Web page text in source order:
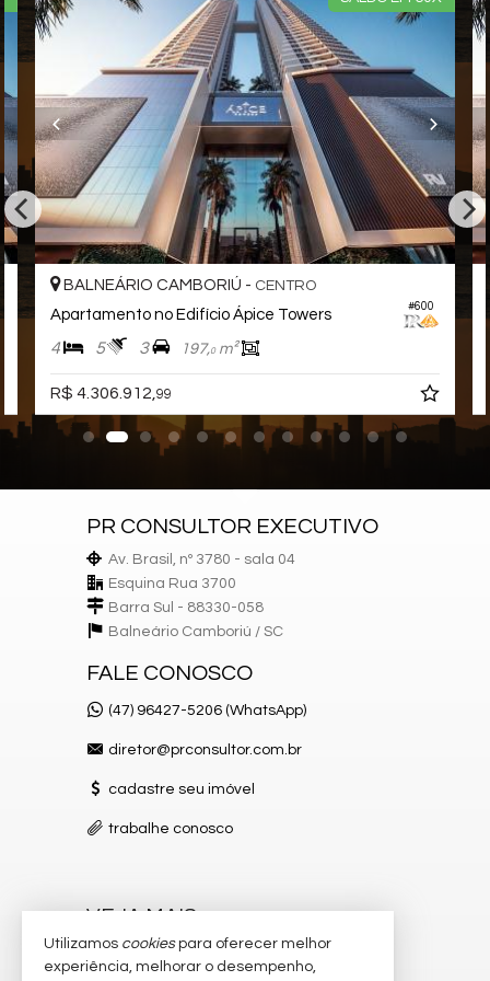
para agendar uma visita, e conhecer esse lindo Apartamento!
Nós da Central de Negócios PR Consultor Executivo & Home
Design, trabalhamos com foco sempre nos melhores imóveis de
Balneário Camboriú e Região. Também garimpamos
oportunidades de investimentos para que você possa ter um
ótimo investimento com a maior segurança, assim realizando
seu sonho!
Apartamento:
03 Dormitórios sendo 03 Suítes
04 Banheiros
02 Vagas de garagem
139m² área privativa
227m² área total
Área de Serviço
Acabamento em gesso
Churrasqueira
Porcelanato
Sala de Estar
Vista Panorâmica
Aquecimento a Gás
Empreendimento:
Piscina adulta
Piscina infantil
Sala de jogos
Sala de Reunião
Guarita de segurança
Entrada p/ banhistas e box de praia
Medidores de água, luz e gás individuais
Piscina
Internet
#600
BALNEÁRIO CAMBORIÚ - CENTRO
Apartamento no Edifício Ápice Towers
4 5 3 197,0m²
R$ 4.306.912, 99
PR CONSULTOR EXECUTIVO
Av. Brasil, nº 3780 - sala 04
Esquina Rua 3700
Barra Sul - 88330-058
Balneário Camboriú / SC
FALE CONOSCO
(47) 96427-5206 (WhatsApp)
diretor@prconsultor.com.br
cadastre seu imóvel
trabalhe conosco
VEJA MAIS
receba nosso newsletter
Utilizamos cookiespara oferecer melhor
experiência, melhorar o desempenho,